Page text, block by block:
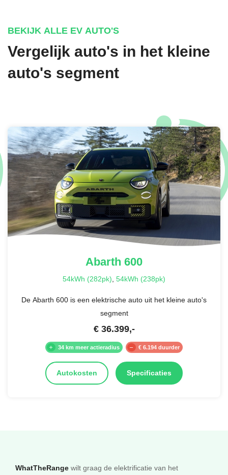
BEKIJK ALLE EV AUTO'S
Vergelijk auto's in het kleine
auto's segment
Abarth 600
54kWh (282pk), 54kWh (238pk)
De Abarth 600 is een elektrische auto uit het kleine auto's
segment
€ 36.399,-
34 km meer actieradius € 6.194 duurder
Autokosten Specificaties
WhatTheRange wilt graag de elektrificatie van het